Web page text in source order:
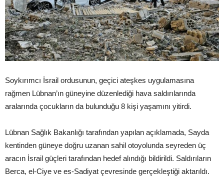
Soykırımcı İsrail ordusunun, geçici ateşkes uygulamasına
rağmen Lübnan’ın güneyine düzenlediği hava saldırılarında
aralarında çocukların da bulunduğu 8 kişi yaşamını yitirdi.
Lübnan Sağlık Bakanlığı tarafından yapılan açıklamada, Sayda
kentinden güneye doğru uzanan sahil otoyolunda seyreden üç
aracın İsrail güçleri tarafından hedef alındığı bildirildi. Saldırıların
Berca, el-Ciye ve es-Sadiyat çevresinde gerçekleştiği aktarıldı.